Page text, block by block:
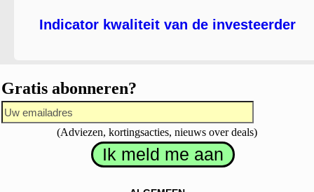
Indicator kwaliteit van de investeerder
Gratis abonneren?
(Adviezen, kortingsacties, nieuws over deals)